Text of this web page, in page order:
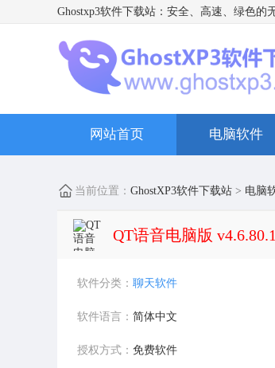
Ghostxp3软件下载站 ：安全、高速、绿色的
网站首页 电脑软件
当前位置： GhostXP3软件下载站 > 电脑
QT语音电脑版
软件分类： 聊天软件
软件语言： 简体中文
授权方式： 免费软件